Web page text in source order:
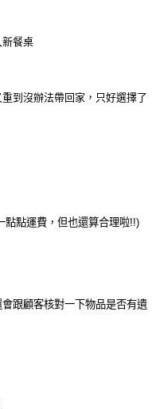
新餐桌
到沒辦法帶回家，只好選擇了
點點運費，但也還算合理啦!!)
跟顧客核對一下物品是否有遺